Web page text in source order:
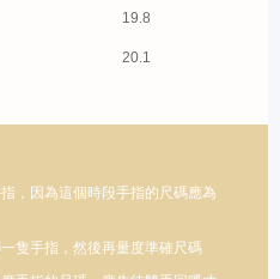
19.8
20.1
，因為這個時段手指的尺碼應為
隻手指，然後再量度準確尺碼